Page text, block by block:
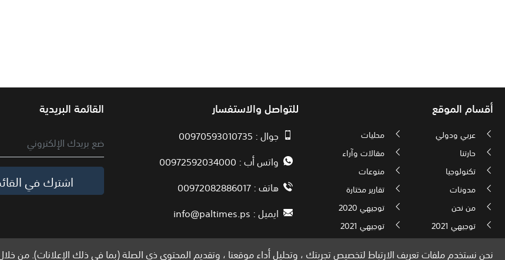
نحن نستخدم ملفات تعريف الارتباط لتخصيص تجربتك ، وتحليل أداء موقعنا ، وتقديم المحتوى ذي الصلة (بما في ذلك الإعلانات). من
أقسام الموقع
عربي ودولي
محليات
حارتنا
مقالات وآراء
تكنولوجيا
منوعات
مدونات
تقارير مختارة
من نحن
توجيهي 2020
توجيهي 2021
توجيهي 2021
للتواصل والاستفسار
جوال : 00970593010735
واتس أب : 00972592034000
هاتف : 00972082886017
ايميل :info@paltimes.ps
القائمة البريدية
اشترك في